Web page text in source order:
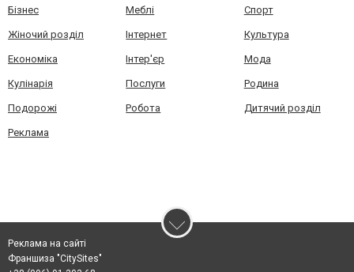
Бізнес Меблі Спорт
Жіночий розділ Інтернет Культура
Економіка Інтер'єр Мода
Кулінарія Послуги Родина
Подорожі Робота Дитячий розділ
Реклама
Реклама на сайті
Франшиза "CitySites"